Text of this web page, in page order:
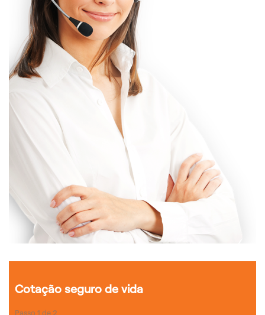
Cotação seguro de vida
Passo 1 de 2